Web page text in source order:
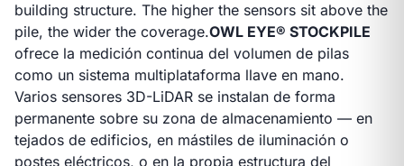
building structure. The higher the sensors sit above the
pile, the wider the coverage.OWL EYE® STOCKPILE
ofrece la medición continua del volumen de pilas
como un sistema multiplataforma llave en mano.
Varios sensores 3D-LiDAR se instalan de forma
permanente sobre su zona de almacenamiento — en
tejados de edificios, en mástiles de iluminación o
postes eléctricos, o en la propia estructura del